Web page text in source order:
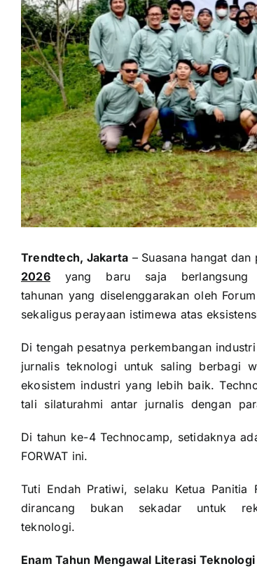
Trendtech, Jakarta – Suasana hangat
2026yang baru saja berlangsung
tahunan yang diselenggarakan oleh
sekaligus perayaan istimewa atas
Di tengah pesatnya perkembangan
jurnalis teknologi untuk saling berbagi
ekosistem industri yang lebih baik.
tali silaturahmi antar jurnalis dengan
Di tahun ke-4 Technocamp, setidaknya
FORWAT ini.
Tuti Endah Pratiwi, selaku Ketua
dirancang bukan sekadar untuk
teknologi.
Enam Tahun Mengawal Literasi Teknologi